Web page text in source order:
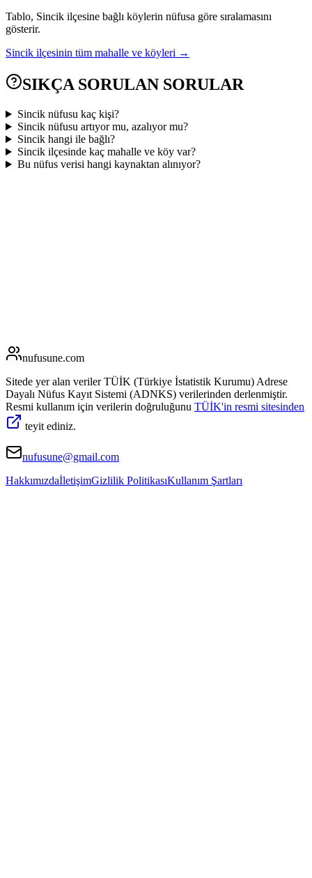
Tablo, Sincik ilçesine bağlı köylerin nüfusa göre sıralamasını
gösterir.
Sincik ilçesinin tüm mahalle ve köyleri →
SIKÇA SORULAN SORULAR
Sincik nüfusu kaç kişi?
Sincik nüfusu artıyor mu, azalıyor mu?
Sincik hangi ile bağlı?
Sincik ilçesinde kaç mahalle ve köy var?
Bu nüfus verisi hangi kaynaktan alınıyor?
nufusune.com
Sitede yer alan veriler TÜİK (Türkiye İstatistik Kurumu) Adrese
Dayalı Nüfus Kayıt Sistemi (ADNKS) verilerinden derlenmiştir.
Resmi kullanım için verilerin doğruluğunu TÜİK'in resmi sitesinden
teyit ediniz.
nufusune@gmail.com
HakkımızdaİletişimGizlilik PolitikasıKullanım Şartları